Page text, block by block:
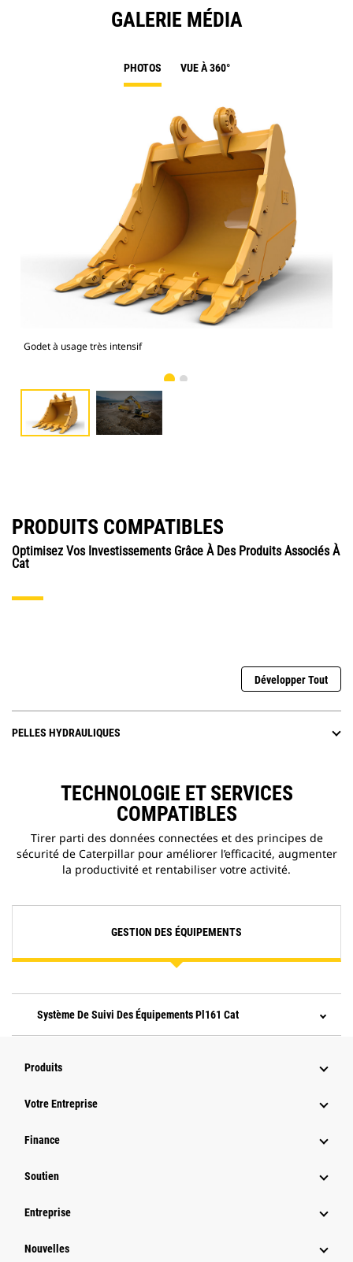
GALERIE MÉDIA
PHOTOS VUE À 360°
Godet à usage très intensif
PRODUITS COMPATIBLES
Optimisez Vos Investissements Grâce À Des Produits Associés À
Cat
Développer Tout
PELLES HYDRAULIQUES
TECHNOLOGIE ET SERVICES
COMPATIBLES
Tirer parti des données connectées et des principes de
sécurité de Caterpillar pour améliorer l’efficacité, augmenter
la productivité et rentabiliser votre activité.
GESTION DES ÉQUIPEMENTS
Système De Suivi Des Équipements Pl161 Cat
Produits
Votre Entreprise
Finance
Soutien
Entreprise
Nouvelles